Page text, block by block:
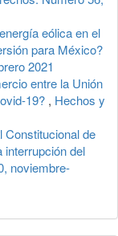
eólica en el
para México?
2021
entre la Unión
19? , Hechos y
Constitucional de
interrupción del
noviembre-